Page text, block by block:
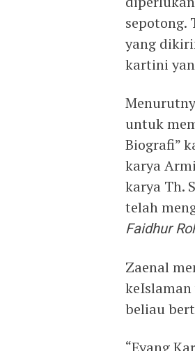
sepotong.
yang
kartini
untuk
Biografi”
karya
karya Th.
telah
Faidhur
Zaenal
beliau
“Eyang